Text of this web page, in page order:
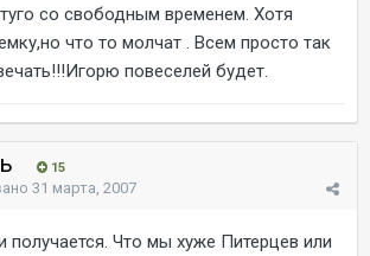
со свободным временем. Хотя
что то молчат . Всем просто так
повеселей будет.
15
31 марта, 2007
получается. Что мы хуже Питерцев или